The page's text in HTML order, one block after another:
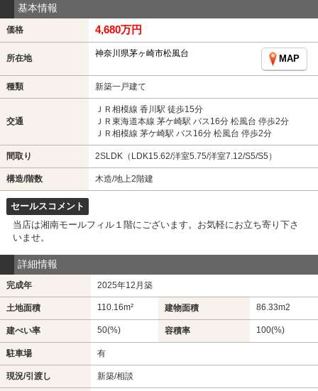
基本情報
価格 4,680万円
所在地 神奈川県茅ヶ崎市松風台
MAP
種類 新築一戸建て
交通
ＪＲ相模線 香川駅 徒歩15分
ＪＲ東海道本線 茅ケ崎駅 バス16分 松風台 停歩2分
ＪＲ相模線 茅ケ崎駅 バス16分 松風台 停歩2分
間取り 2SLDK（LDK15.62/洋室5.75/洋室7.12/S5/S5）
構造/階数 木造/地上2階建
セールスコメント
当店は湘南モールフィル１階にございます。お気軽にお立ち寄り下さ
いませ。
詳細情報
完成年 2025年12月築
土地面積 110.16m² 建物面積 86.33m2
建ぺい率 50(%) 容積率 100(%)
駐車場 有
現況/引渡し 新築/相談